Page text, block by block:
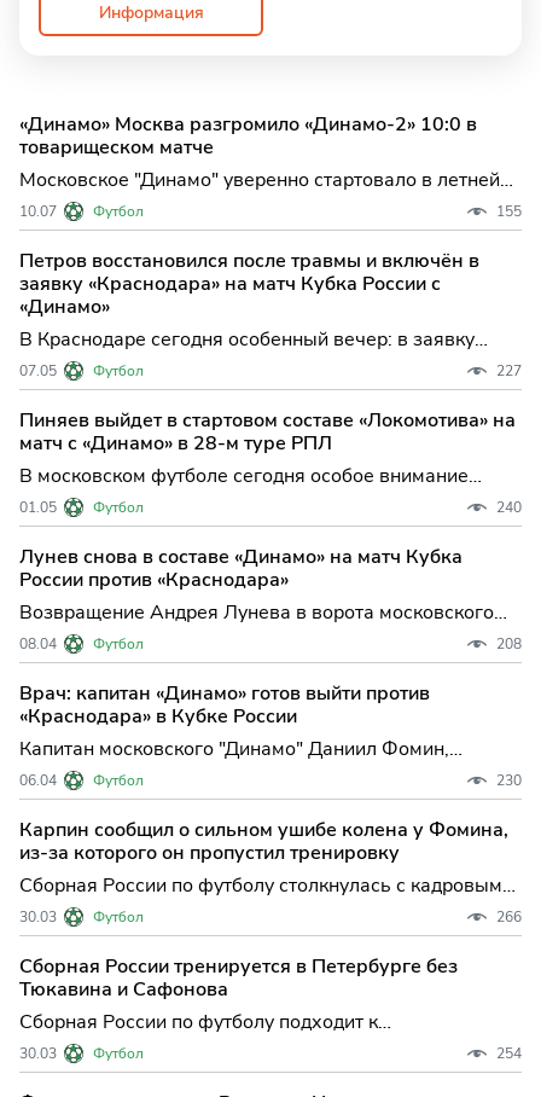
Информация
«Динамо» Москва разгромило «Динамо-2» 10:0 в
товарищеском матче
Московское "Динамо" уверенно стартовало в летней
подготовке, разгромив молодежный состав
"Динамо-2" в контрольном матче на своей базе в
Новогорске. Основная команда не оставила шансов
сопернику, оформив победу с двузначным счетом —
10:0, что стало яр
10.07 Футбол 155
Петров восстановился после травмы и включён в
заявку «Краснодара» на матч Кубка России с
«Динамо»
В Краснодаре сегодня особенный вечер: в заявку
"быков" на решающий матч финала Пути РПЛ Кубка
России против московского "Динамо" впервые за
долгие месяцы вернулся защитник Сергей Петров. Его
появление в числе запасных стало важной новостью
для поклон
07.05 Футбол 227
Пиняев выйдет в стартовом составе «Локомотива» на
матч с «Динамо» в 28-м туре РПЛ
В московском футболе сегодня особое внимание
приковано к Сергею Пиняеву: молодой полузащитник
"Локомотива" возвращается в стартовый состав
команды на принципиальное дерби против "Динамо"
после продолжительной паузы, вызванной травмой.
Этот матч 28-го
01.05 Футбол 240
Лунев снова в составе «Динамо» на матч Кубка
России против «Краснодара»
Возвращение Андрея Лунева в ворота московского
"Динамо" стало одной из главных интриг первого
финального матча пути РПЛ Кубка России по футболу
против "Краснодара". После вынужденного перерыва
из-за травмы опытный голкипер вновь доверен
стартовое мес
08.04 Футбол 208
Врач: капитан «Динамо» готов выйти против
«Краснодара» в Кубке России
Капитан московского "Динамо" Даниил Фомин,
недавно получивший травму в составе сборной
России, с большой вероятностью сможет выйти на
поле в важнейшем кубковом противостоянии с
"Краснодаром". Эта новость стала ключевой для
болельщиков "бело-голубых"
06.04 Футбол 230
Карпин сообщил о сильном ушибе колена у Фомина,
из-за которого он пропустил тренировку
Сборная России по футболу столкнулась с кадровыми
трудностями накануне товарищеской встречи с Мали:
полузащитник Даниил Фомин получил серьезный
ушиб колена и не сможет помочь команде в
ближайшем матче. Этот эпизод стал одним из
ключевых событий в под
30.03 Футбол 266
Сборная России тренируется в Петербурге без
Тюкавина и Сафонова
Сборная России по футболу подходит к
заключительному матчу мартовского сбора с
заметными кадровыми потерями: сразу пятеро
игроков, принимавших участие в недавней победе над
30.03 Футбол 254